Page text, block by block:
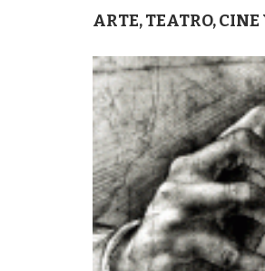
ARTE, TEATRO,